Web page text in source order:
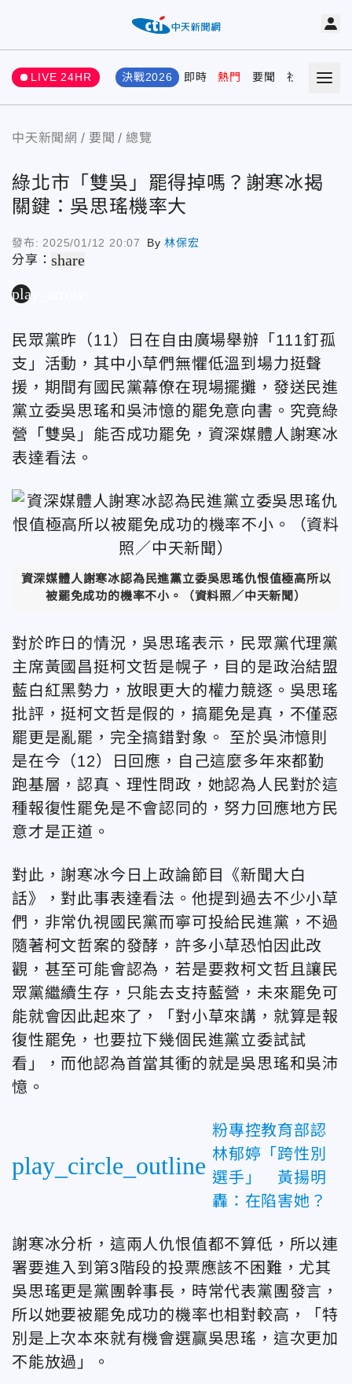
LIVE 24HR 決戰2026 即時 熱門 要聞 社會 娛樂
中天新聞網 要聞 總覽
綠北市「雙吳」罷得掉嗎？謝寒冰揭
關鍵：吳思瑤機率大
發布: 2025/01/12 20:07 By林保宏
分享：share
play_arrow
民眾黨昨（11）日在自由廣場舉辦「111釘孤
支」活動，其中小草們無懼低溫到場力挺聲
援，期間有國民黨幕僚在現場擺攤，發送民進
黨立委吳思瑤和吳沛憶的罷免意向書。究竟綠
營「雙吳」能否成功罷免，資深媒體人謝寒冰
表達看法。
資深媒體人謝寒冰認為民進黨立委吳思瑤仇恨值極高所以
被罷免成功的機率不小。（資料照／中天新聞）
對於昨日的情況，吳思瑤表示，民眾黨代理黨
主席黃國昌挺柯文哲是幌子，目的是政治結盟
藍白紅黑勢力，放眼更大的權力競逐。吳思瑤
批評，挺柯文哲是假的，搞罷免是真，不僅惡
罷更是亂罷，完全搞錯對象。 至於吳沛憶則
是在今（12）日回應，自己這麼多年來都勤
跑基層，認真、理性問政，她認為人民對於這
種報復性罷免是不會認同的，努力回應地方民
意才是正道。
對此，謝寒冰今日上政論節目《新聞大白
話》，對此事表達看法。他提到過去不少小草
們，非常仇視國民黨而寧可投給民進黨，不過
隨著柯文哲案的發酵，許多小草恐怕因此改
觀，甚至可能會認為，若是要救柯文哲且讓民
眾黨繼續生存，只能去支持藍營，未來罷免可
能就會因此起來了，「對小草來講，就算是報
復性罷免，也要拉下幾個民進黨立委試試
看」，而他認為首當其衝的就是吳思瑤和吳沛
憶。
play_circle_outline
粉專控教育部認
林郁婷「跨性別
選手」 黃揚明
轟：在陷害她？
謝寒冰分析，這兩人仇恨值都不算低，所以連
署要進入到第3階段的投票應該不困難，尤其
吳思瑤更是黨團幹事長，時常代表黨團發言，
所以她要被罷免成功的機率也相對較高，「特
別是上次本來就有機會選贏吳思瑤，這次更加
不能放過」。